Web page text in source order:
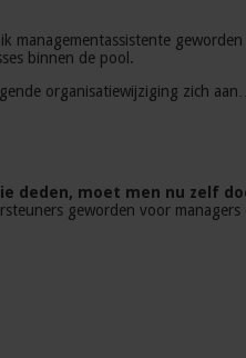
managementassistente
binnen de pool.
organisatiewijziging zich
deden, moet men nu zelf
geworden voor